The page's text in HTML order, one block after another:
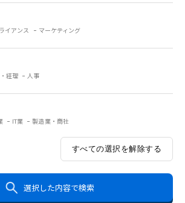
イアンス マーケティング
経理 人事
IT業 製造業・商社
すべての選択を解除する
選択した内容で検索